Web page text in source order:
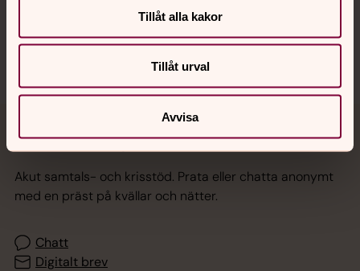
Tillåt alla kakor
Tillåt urval
Avvisa
Jourhavande präst
Akut samtals- och krisstöd. Prata eller chatta anonymt
med en präst på kvällar och nätter.
Chatt
Digitalt brev